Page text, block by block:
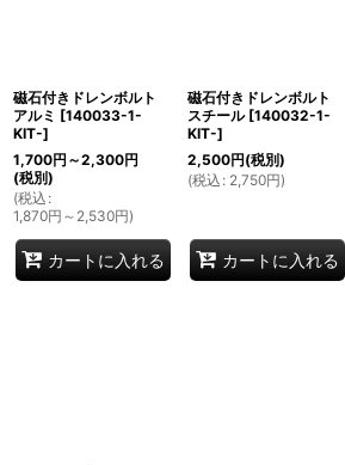
磁石付きドレンボルト
アルミ [140033-1-
KIT-]
1,700円 ～2,300円
(税別)
(税込 :
1,870円 ～2,530円)
カートに入れる
磁石付きドレンボルト
スチール [140032-1-
KIT-]
2,500円(税別)
(税込 : 2,750円)
カートに入れる